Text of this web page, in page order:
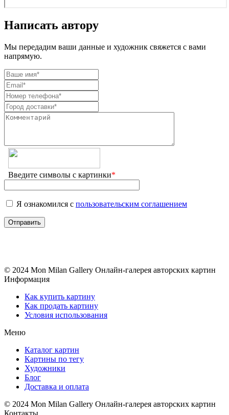
Написать автору
Мы передадим ваши данные и художник свяжется с вами
напрямую.
Введите символы с картинки*
Я ознакомился с пользовательским соглашением
© 2024 Mon Milan Gallery Онлайн-галерея авторских картин
Информация
Как купить картину
Как продать картину
Условия использования
Меню
Каталог картин
Картины по тегу
Художники
Блог
Доставка и оплата
© 2024 Mon Milan Gallery Онлайн-галерея авторских картин
Контакты